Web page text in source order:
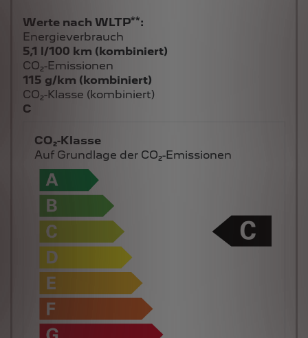
Werte nach WLTP**:
Energieverbrauch
5,1 l/100 km (kombiniert)
CO₂-Emissionen
115 g/km (kombiniert)
CO₂-Klasse (kombiniert)
C
CO₂-Klasse
Auf Grundlage der CO₂-Emissionen